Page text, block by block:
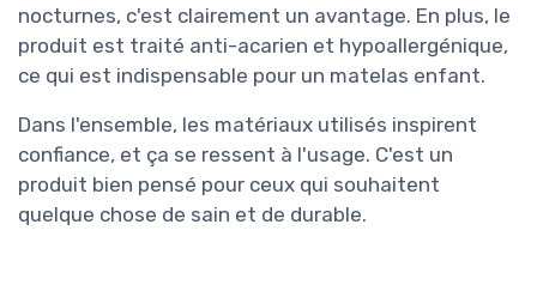
nocturnes, c'est clairement un avantage. En plus, le
produit est traité anti-acarien et hypoallergénique,
ce qui est indispensable pour un matelas enfant.
Dans l'ensemble, les matériaux utilisés inspirent
confiance, et ça se ressent à l'usage. C'est un
produit bien pensé pour ceux qui souhaitent
quelque chose de sain et de durable.